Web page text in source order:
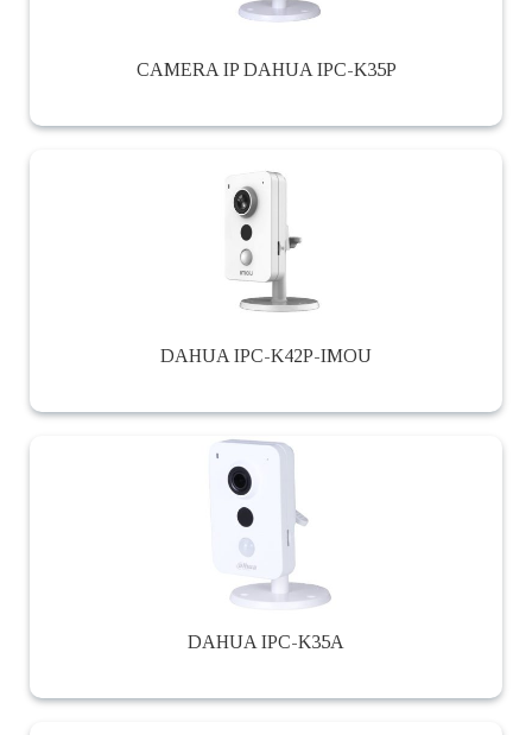
CAMERA IP DAHUA IPC-K35P
DAHUA IPC-K42P-IMOU
DAHUA IPC-K35A